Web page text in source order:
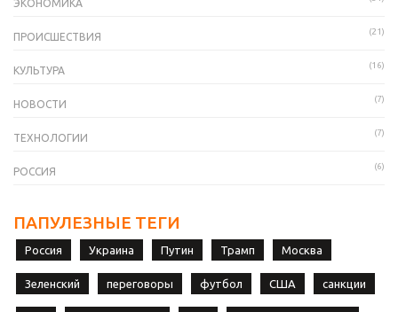
ЭКОНОМИКА
ПРОИСШЕСТВИЯ (21)
КУЛЬТУРА (16)
НОВОСТИ (7)
ТЕХНОЛОГИИ (7)
РОССИЯ (6)
ПАПУЛЕЗНЫЕ ТЕГИ
Россия Украина Путин Трамп Москва
Зеленский переговоры футбол США санкции